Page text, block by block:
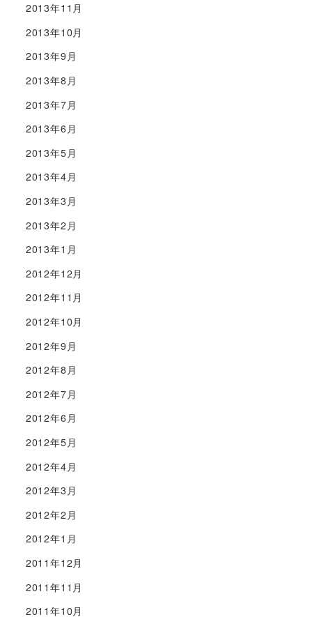
2013年11月
2013年10月
2013年9月
2013年8月
2013年7月
2013年6月
2013年5月
2013年4月
2013年3月
2013年2月
2013年1月
2012年12月
2012年11月
2012年10月
2012年9月
2012年8月
2012年7月
2012年6月
2012年5月
2012年4月
2012年3月
2012年2月
2012年1月
2011年12月
2011年11月
2011年10月